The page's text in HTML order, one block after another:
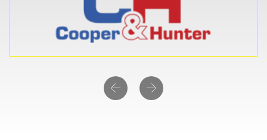
Previous Next